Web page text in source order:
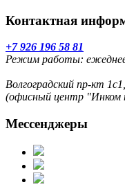
Контактная
+7 926 196 58 81
Режим работы:
Волгоградский пр-кт
(офисный центр
Мессенджеры